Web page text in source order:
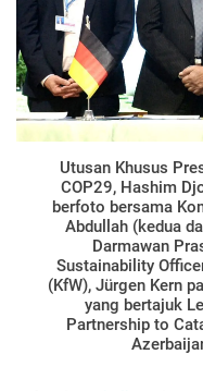
Utusan Khusus
COP29, Hashim
berfoto bersama
Abdullah (kedua
Darmawan
Sustainability
(KfW), Jürgen Kern
yang bertajuk
Partnership to